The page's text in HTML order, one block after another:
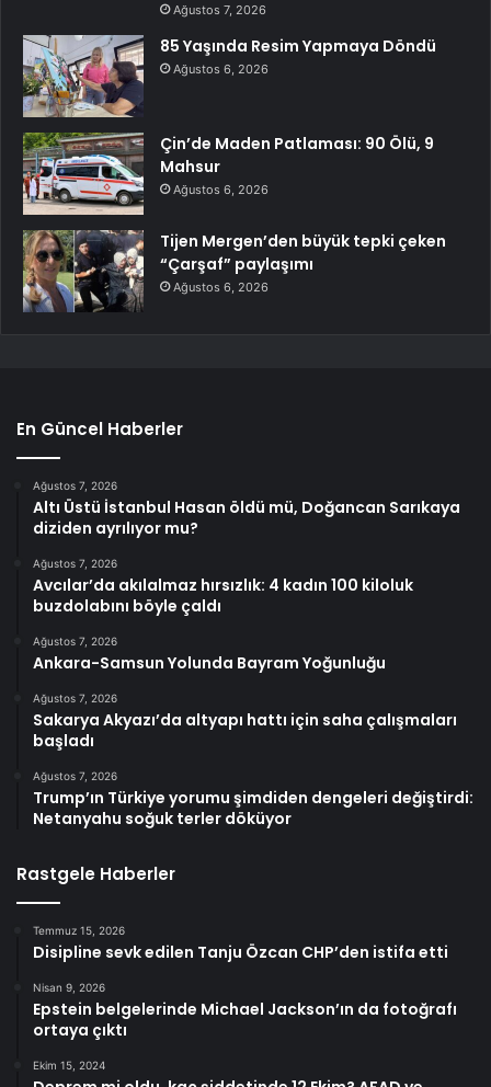
Ağustos 7, 2026
85 Yaşında Resim Yapmaya Döndü
Ağustos 6, 2026
Çin’de Maden Patlaması: 90 Ölü, 9
Mahsur
Ağustos 6, 2026
Tijen Mergen’den büyük tepki çeken
“Çarşaf” paylaşımı
Ağustos 6, 2026
En Güncel Haberler
Ağustos 7, 2026
Altı Üstü İstanbul Hasan öldü mü, Doğancan Sarıkaya
diziden ayrılıyor mu?
Ağustos 7, 2026
Avcılar’da akılalmaz hırsızlık: 4 kadın 100 kiloluk
buzdolabını böyle çaldı
Ağustos 7, 2026
Ankara-Samsun Yolunda Bayram Yoğunluğu
Ağustos 7, 2026
Sakarya Akyazı’da altyapı hattı için saha çalışmaları
başladı
Ağustos 7, 2026
Trump’ın Türkiye yorumu şimdiden dengeleri değiştirdi:
Netanyahu soğuk terler döküyor
Rastgele Haberler
Temmuz 15, 2026
Disipline sevk edilen Tanju Özcan CHP’den istifa etti
Nisan 9, 2026
Epstein belgelerinde Michael Jackson’ın da fotoğrafı
ortaya çıktı
Ekim 15, 2024